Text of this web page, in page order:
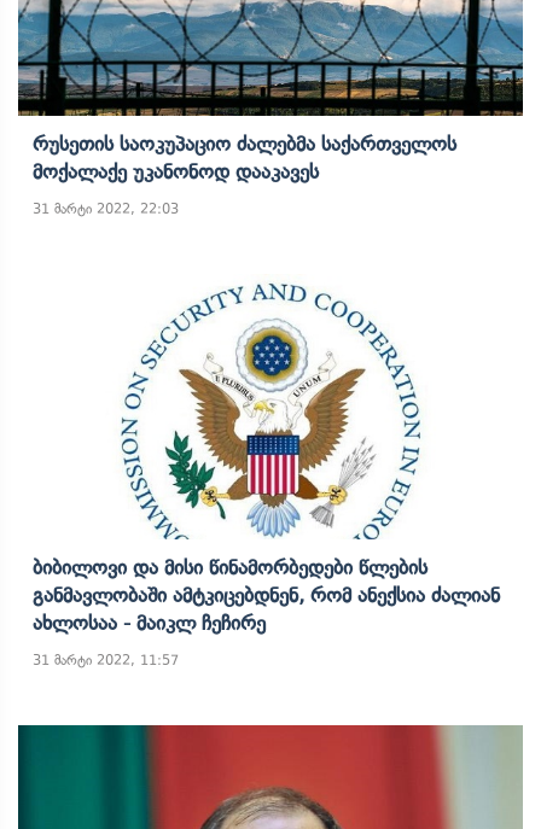
Რუსეთის Საოკუპაციო Ძალებმა Საქართველოს
Მოქალაქე Უკანონოდ Დააკავეს
31 მარტი 2022, 22:03
Ბიბილოვი Და Მისი Წინამორბედები Წლების
Განმავლობაში Ამტკიცებდნენ, Რომ Ანექსია Ძალიან
Ახლოსაა - Მაიკლ Ჩეჩირე
31 მარტი 2022, 11:57